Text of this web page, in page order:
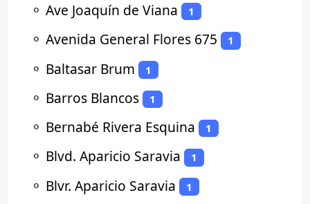
⚬ Ave Joaquín de Viana 1
⚬ Avenida General Flores 675 1
⚬ Baltasar Brum 1
⚬ Barros Blancos 1
⚬ Bernabé Rivera Esquina 1
⚬ Blvd. Aparicio Saravia 1
⚬ Blvr. Aparicio Saravia 1